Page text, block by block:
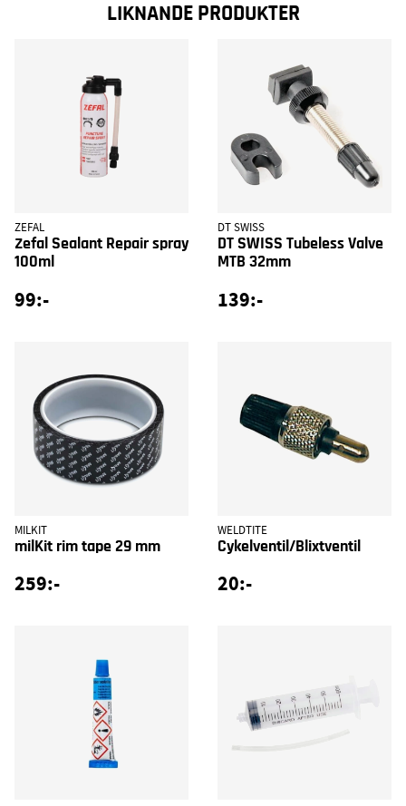
LIKNANDE PRODUKTER
ZEFAL
Zefal Sealant Repair spray
100ml
99:-
DT SWISS
DT SWISS Tubeless Valve
MTB 32mm
139:-
MILKIT
milKit rim tape 29 mm
259:-
WELDTITE
Cykelventil/Blixtventil
20:-